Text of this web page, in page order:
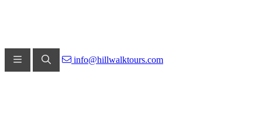
info@hillwalktours.com